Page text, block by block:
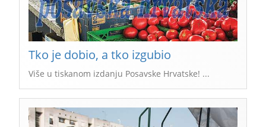
Tko je dobio, a tko izgubio
Više u tiskanom izdanju Posavske Hrvatske! ...